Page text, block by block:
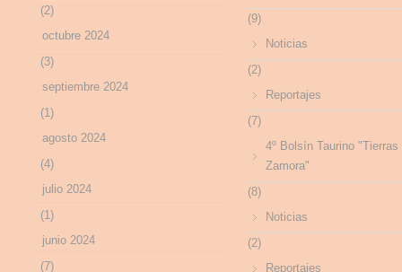
(2)
octubre 2024
(3)
septiembre 2024
(1)
agosto 2024
(4)
julio 2024
(1)
junio 2024
(7)
(9)
Noticias
(2)
Reportajes
(7)
4º Bolsín Taurino "Tierras
Zamora"
(8)
Noticias
(2)
Reportajes